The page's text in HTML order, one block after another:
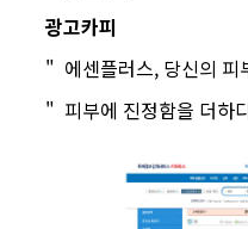
광고카피
" 에센플러스, 당신의
" 피부에 진정함을 더하